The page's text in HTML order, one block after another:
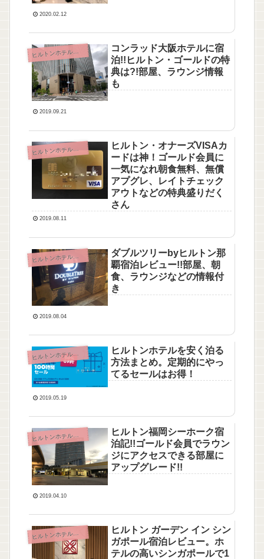
2020.02.12
ヒルトンホテル・ヒルトンオナーズ
コンラッド大阪ホテルに宿
泊!!ヒルトン・ゴールドの特
典は?!部屋、ラウンジ情報
も
2019.09.21
ヒルトンホテル・ヒルトンオナーズ
ヒルトン・オナーズVISAカ
ードは神！ゴールド会員に
一気になれ朝食無料、無償
アプグレ、レイトチェック
アウトなどの特典盛りだく
さん
2019.08.11
ヒルトンホテル・ヒルトンオナーズ
ダブルツリーbyヒルトン那
覇宿泊レビュー!!部屋、朝
食、ラウンジなどの情報付
き
2019.08.04
ヒルトンホテル・ヒルトンオナーズ
ヒルトンホテルを安く泊る
方法まとめ。定期的にやっ
てるセールはお得！
2019.05.19
ヒルトンホテル・ヒルトンオナーズ
ヒルトン福岡シーホーク宿
泊記!!ゴールド会員でラウン
ジにアクセスできる部屋に
アップグレード!!
2019.04.10
ヒルトンホテル・ヒルトンオナーズ
ヒルトン ガーデン イン シン
ガポール宿泊レビュー。ホ
テルの高いシンガポールで1